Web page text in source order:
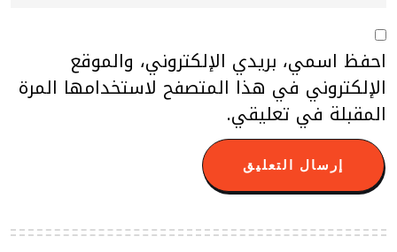
احفظ اسمي، بريدي الإلكتروني، والموقع
الإلكتروني في هذا المتصفح لاستخدامها المرة
المقبلة في تعليقي.